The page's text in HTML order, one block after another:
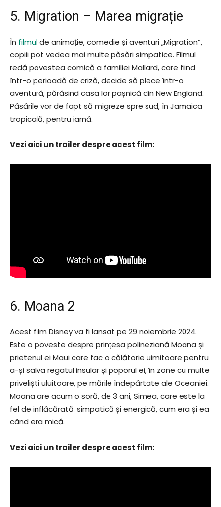
5. Migration – Marea migrație
În filmulde animație, comedie și aventuri „Migration”,
copiii pot vedea mai multe păsări simpatice. Filmul
redă povestea comică a familiei Mallard, care fiind
într-o perioadă de criză, decide să plece într-o
aventură, părăsind casa lor pașnică din New England.
Păsările vor de fapt să migreze spre sud, în Jamaica
tropicală, pentru iarnă.
Vezi aici un trailer despre acest film:
6. Moana 2
Acest film Disney va fi lansat pe 29 noiembrie 2024.
Este o poveste despre prințesa polineziană Moana și
prietenul ei Maui care fac o călătorie uimitoare pentru
a-și salva regatul insular și poporul ei, în zone cu multe
priveliști uluitoare, pe mările îndepărtate ale Oceaniei.
Moana are acum o soră, de 3 ani, Simea, care este la
fel de inflăcărată, simpatică și energică, cum era și ea
când era mică.
Vezi aici un trailer despre acest film: